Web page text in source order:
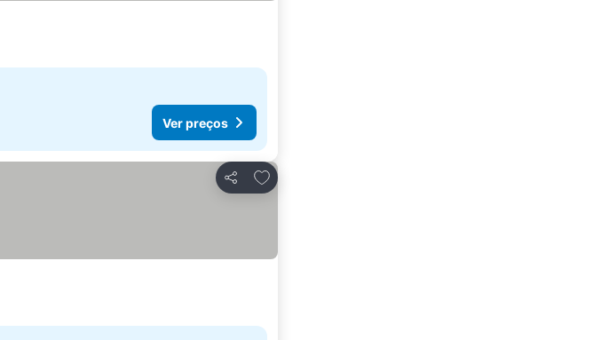
Ver preços
Partilhar
Adicionar aos favoritos